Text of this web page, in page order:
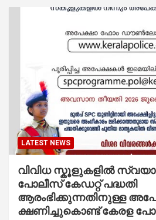
LATEST NEWS
വിവിധ സ്കൂളുകളില്‍
പോലീസ് കേഡറ്റ് പദ്ധതി
ആരംഭിക്കുന്നതിനുള്ള
ക്ഷണിച്ചുകൊണ്ട് കേരള